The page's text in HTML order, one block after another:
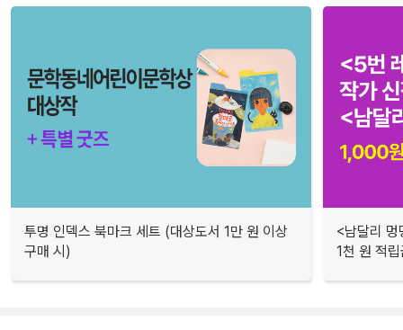
투명 인덱스 북마크 세트 (대상도서 1만 원 이상
구매 시)
<남달리
1천 원 적